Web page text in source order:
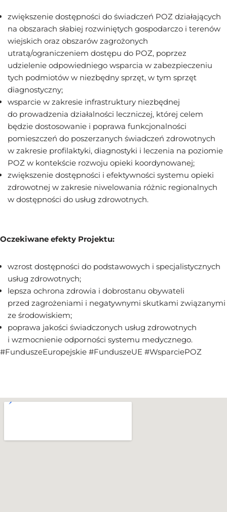
zwiększenie dostępności do świadczeń POZ działających
na obszarach słabiej rozwiniętych gospodarczo i terenów
wiejskich oraz obszarów zagrożonych
utratą/ograniczeniem dostępu do POZ, poprzez
udzielenie odpowiedniego wsparcia w zabezpieczeniu
tych podmiotów w niezbędny sprzęt, w tym sprzęt
diagnostyczny;
wsparcie w zakresie infrastruktury niezbędnej
do prowadzenia działalności leczniczej, której celem
będzie dostosowanie i poprawa funkcjonalności
pomieszczeń do poszerzanych świadczeń zdrowotnych
w zakresie profilaktyki, diagnostyki i leczenia na poziomie
POZ w kontekście rozwoju opieki koordynowanej;
zwiększenie dostępności i efektywności systemu opieki
zdrowotnej w zakresie niwelowania różnic regionalnych
w dostępności do usług zdrowotnych.
Oczekiwane efekty Projektu:
wzrost dostępności do podstawowych i specjalistycznych
usług zdrowotnych;
lepsza ochrona zdrowia i dobrostanu obywateli
przed zagrożeniami i negatywnymi skutkami związanymi
ze środowiskiem;
poprawa jakości świadczonych usług zdrowotnych
i wzmocnienie odporności systemu medycznego.
#FunduszeEuropejskie #FunduszeUE #WsparciePOZ